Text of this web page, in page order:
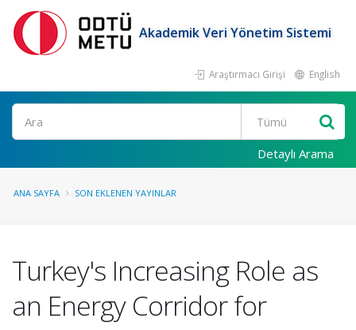
Akademik Veri Yönetim Sistemi
Araştırmacı Girişi English
Ara
Detaylı Arama
ANA SAYFA SON EKLENEN YAYINLAR
Turkey's Increasing Role as
an Energy Corridor for